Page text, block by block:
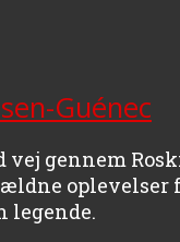
Guénec
gennem
legende.